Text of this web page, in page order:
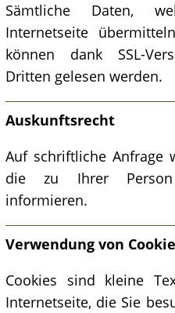
Sämtliche Daten,
Internetseite
können dank SSL-
Dritten gelesen werden.
Auskunftsrecht
Auf schriftliche Anfrage
die zu Ihrer Person
informieren.
Verwendung von
Cookies sind kleine
Internetseite, die Sie